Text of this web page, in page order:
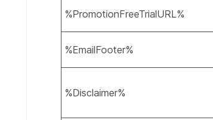
%PromotionFreeTrialURL%
%EmailFooter%
%Disclaimer%